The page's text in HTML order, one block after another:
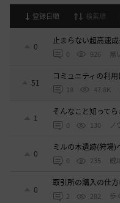
登録日順 検索順
0
止まらない超高速
0 926 黒
51
コミュニティの利
18 47.8K
1
そんなこと知って
0 130 ノ
0
ミルの木遺跡(狩場)
0 235 威
0
取引所の購入の仕
2 282 歩